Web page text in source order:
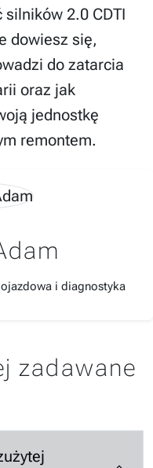
silników 2.0 CDTI
dowiesz się,
do zatarcia
oraz jak
jednostkę
remontem.
i diagnostyka
zadawane